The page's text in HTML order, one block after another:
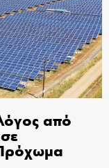
από